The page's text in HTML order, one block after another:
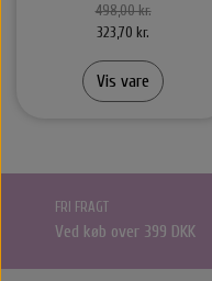
498,00 kr.
323,70 kr.
Vis vare
FRI FRAGT
Ved køb over 399 DKK